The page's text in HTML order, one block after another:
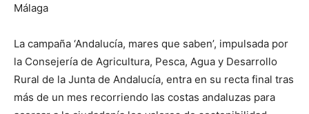
Málaga
La campaña ‘Andalucía, mares que saben’, impulsada por
la Consejería de Agricultura, Pesca, Agua y Desarrollo
Rural de la Junta de Andalucía, entra en su recta final tras
más de un mes recorriendo las costas andaluzas para